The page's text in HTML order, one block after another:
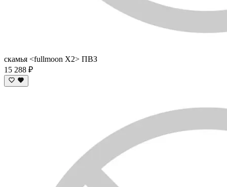
скамья <fullmoon X2> ПВЗ
15 288 ₽